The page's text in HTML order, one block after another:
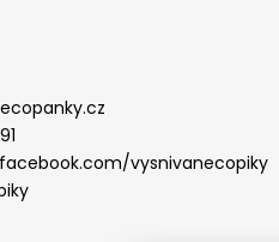
vysnivanecopiky